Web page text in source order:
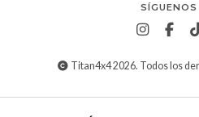
SÍGUENOS
Titan4x4 2026. Todos los